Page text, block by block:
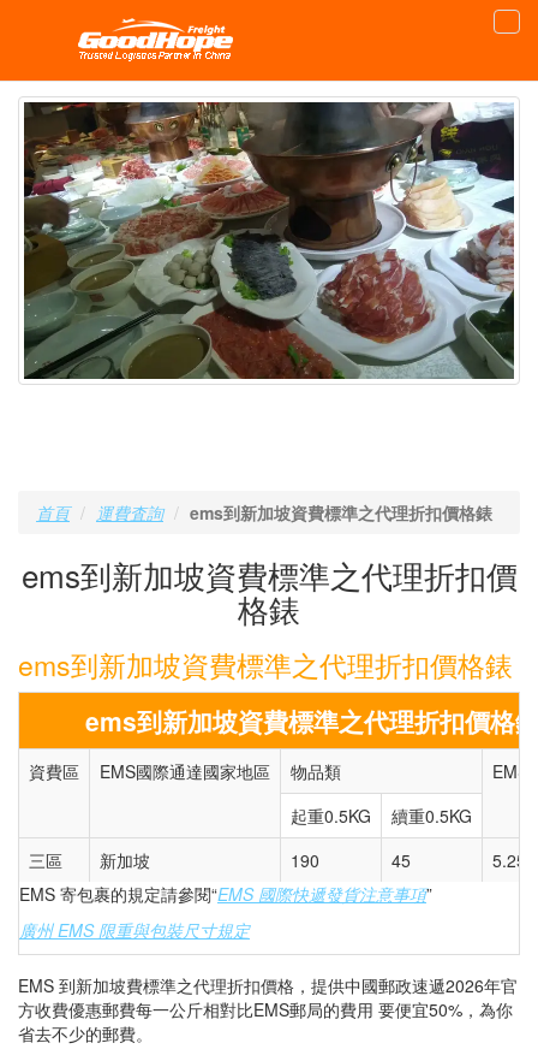
首頁 運費査詢 ems到新加坡資費標準之代理折扣價格錶
ems到新加坡資費標準之代理折扣價
格錶
ems到新加坡資費標準之代理折扣價格錶
ems到新加坡資費標準之代理折扣價格
資費區 EMS國際通達國家地區 物品類
EMS
起重0.5KG
續重0.5KG
三區
新加坡 190 45
5.25
EMS 寄包裹的規定請參閱“EMS 國際快遞發貨注意事項”
廣州 EMS 限重與包裝尺寸規定
EMS 到新加坡費標準之代理折扣價格，提供中國郵政速遞2026年官
方收費優惠郵費每一公斤相對比EMS郵局的費用 要便宜50%，為你
省去不少的郵費。